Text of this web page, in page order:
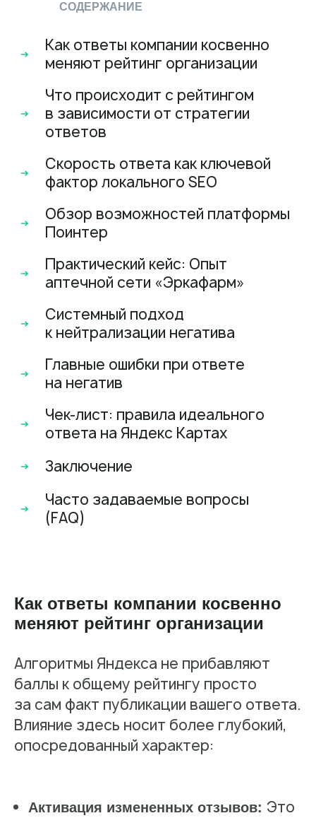
СОДЕРЖАНИЕ
Как ответы компании косвенно
меняют рейтинг организации
Что происходит с рейтингом
в зависимости от стратегии
ответов
Скорость ответа как ключевой
фактор локального SEO
Обзор возможностей платформы
Поинтер
Практический кейс: Опыт
аптечной сети «Эркафарм»
Системный подход
к нейтрализации негатива
Главные ошибки при ответе
на негатив
Чек-лист: правила идеального
ответа на Яндекс Картах
Заключение
Часто задаваемые вопросы
(FAQ)
Как ответы компании косвенно
меняют рейтинг организации
Алгоритмы Яндекса не прибавляют
баллы к общему рейтингу просто
за сам факт публикации вашего ответа.
Влияние здесь носит более глубокий,
опосредованный характер:
Активация измененных отзывов: Это